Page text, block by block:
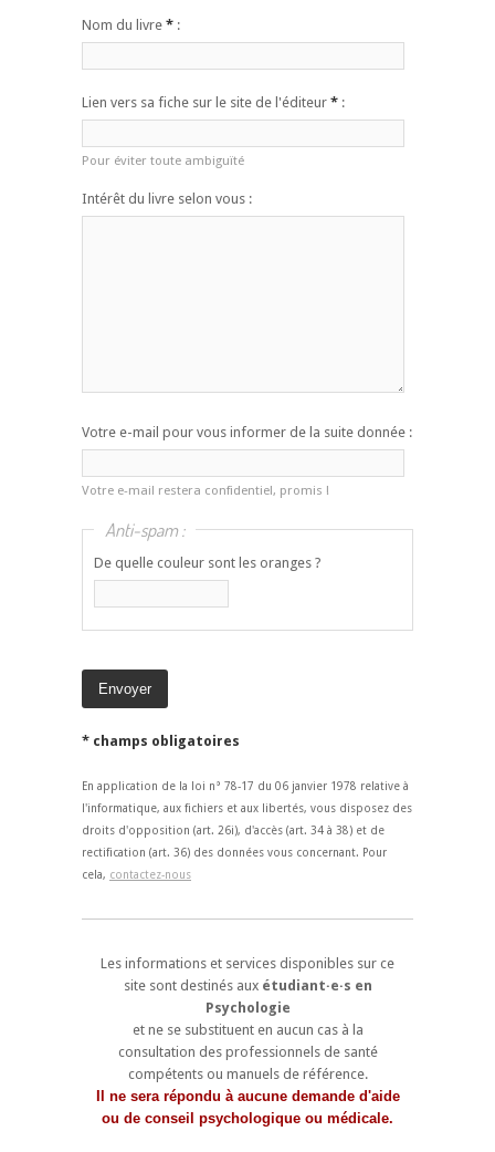
Nom du livre * :
Lien vers sa fiche sur le site de l'éditeur * :
Pour éviter toute ambiguïté
Intérêt du livre selon vous :
Votre e-mail pour vous informer de la suite donnée :
Votre e-mail restera confidentiel, promis !
Anti-spam :
De quelle couleur sont les oranges ?
* champs obligatoires
En application de la loi n° 78-17 du 06 janvier 1978 relative à
l'informatique, aux fichiers et aux libertés, vous disposez des
droits d'opposition (art. 26i), d'accès (art. 34 à 38) et de
rectification (art. 36) des données vous concernant. Pour
cela, contactez-nous
Les informations et services disponibles sur ce
site sont destinés aux étudiant·e·s en
Psychologie
et ne se substituent en aucun cas à la
consultation des professionnels de santé
compétents ou manuels de référence.
Il ne sera répondu à aucune demande d'aide
ou de conseil psychologique ou médicale.